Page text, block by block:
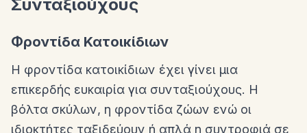
Συνταξιούχους
Φροντίδα Κατοικίδιων
Η φροντίδα κατοικίδιων έχει γίνει μια
επικερδής ευκαιρία για συνταξιούχους. Η
βόλτα σκύλων, η φροντίδα ζώων ενώ οι
ιδιοκτήτες ταξιδεύουν ή απλά η συντροφιά σε